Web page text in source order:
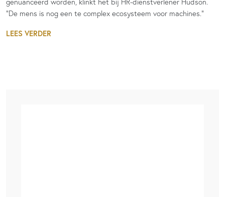
“De mens is nog een te complex ecosysteem voor machines.”
LEES VERDER